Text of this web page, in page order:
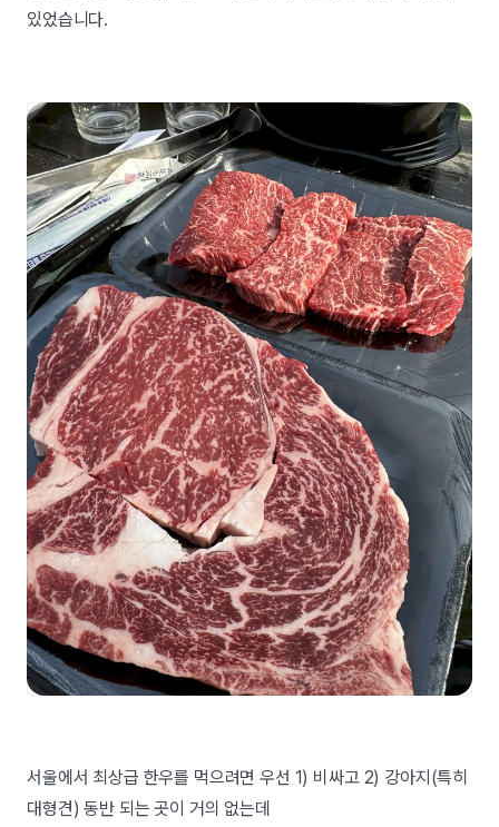
있었습니다.
서울에서 최상급 한우를 먹으려면 우선 1) 비싸고 2) 강아지(특히
대형견) 동반 되는 곳이 거의 없는데